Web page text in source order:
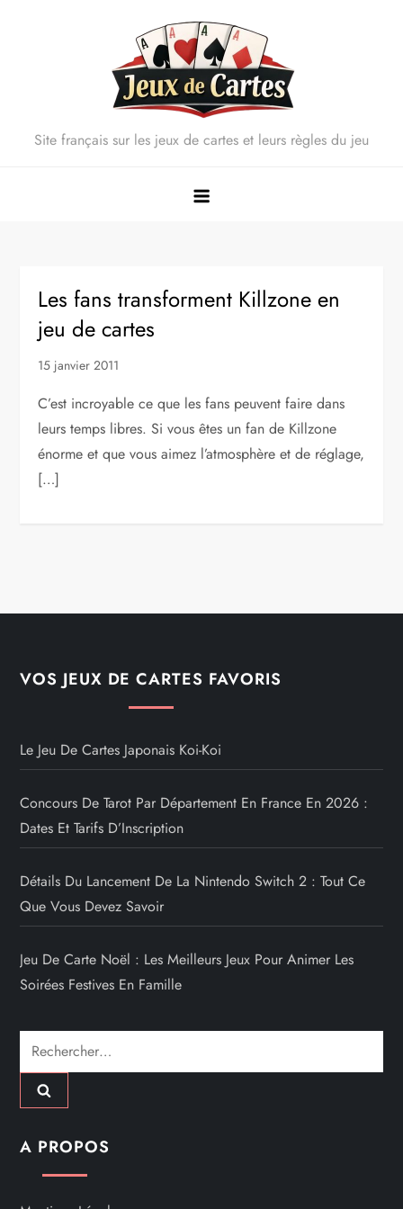
Site français sur les jeux de cartes et leurs règles du jeu
Les fans transforment Killzone en
jeu de cartes
15 janvier 2011
C’est incroyable ce que les fans peuvent faire dans
leurs temps libres. Si vous êtes un fan de Killzone
énorme et que vous aimez l’atmosphère et de réglage,
[…]
VOS JEUX DE CARTES FAVORIS
Le Jeu De Cartes Japonais Koi-Koi
Concours De Tarot Par Département En France En 2026 :
Dates Et Tarifs D’Inscription
Détails Du Lancement De La Nintendo Switch 2 : Tout Ce
Que Vous Devez Savoir
Jeu De Carte Noël : Les Meilleurs Jeux Pour Animer Les
Soirées Festives En Famille
Rechercher :
A PROPOS